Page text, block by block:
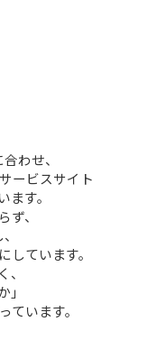
わせ、
ービスサイト
す。
、
しています。
」
ています。